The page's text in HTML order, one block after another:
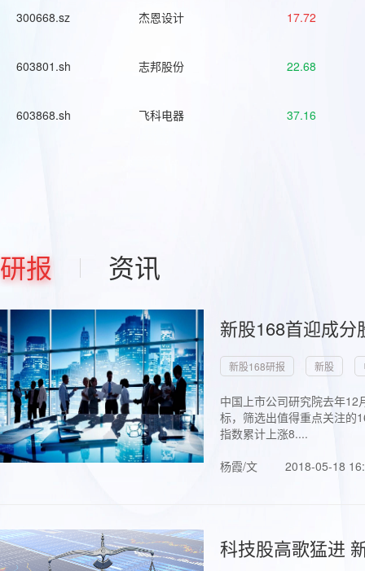
300668.sz 杰恩设计 17.72
603801.sh 志邦股份 22.68
603868.sh 飞科电器 37.16
研报 资讯
新股168首迎成
新股168研报 新股
中国上市公司研究院去年
标，筛选出值得重点关注的
指数累计上涨8....
杨霞/文
2018-05-18
科技股高歌猛进